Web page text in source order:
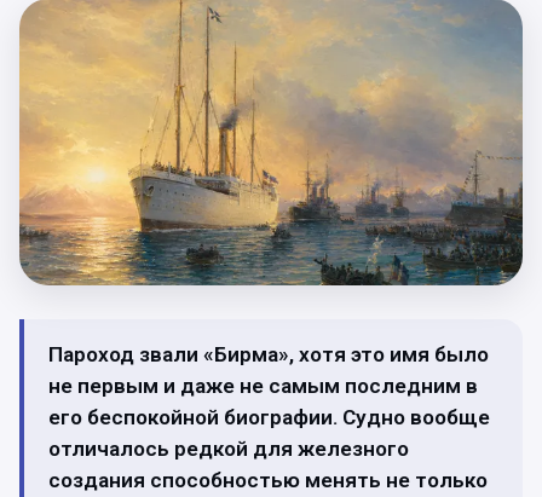
Пароход звали «Бирма», хотя это имя было
не первым и даже не самым последним в
его беспокойной биографии. Судно вообще
отличалось редкой для железного
создания способностью менять не только